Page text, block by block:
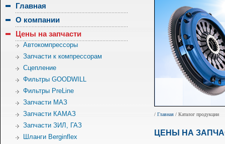
Главная
О компании
Цены на запчасти
Автокомпрессоры
Запчасти к компрессорам
Сцепление
Фильтры GOODWILL
Фильтры PreLine
Запчасти МАЗ
Запчасти КАМАЗ
Запчасти ЗИЛ, ГАЗ
Шланги Berginflex
/ Главная / Каталог продукции
ЦЕНЫ НА